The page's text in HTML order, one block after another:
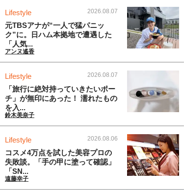
Lifestyle 2026.08.07
元TBSアナが“一人で猛パニッ
ク”に。日ハム本拠地で遭遇した
「人気...
アンヌ遙香
Lifestyle 2026.08.07
「旅行に絶対持っていきたいポー
チ」が無印にあった！ 濡れたもの
を入...
鈴木美奈子
Lifestyle 2026.08.06
コスメ4万点を試した美容プロの
失敗談。「手の甲に塗って確認」
「SN...
遠藤幸子